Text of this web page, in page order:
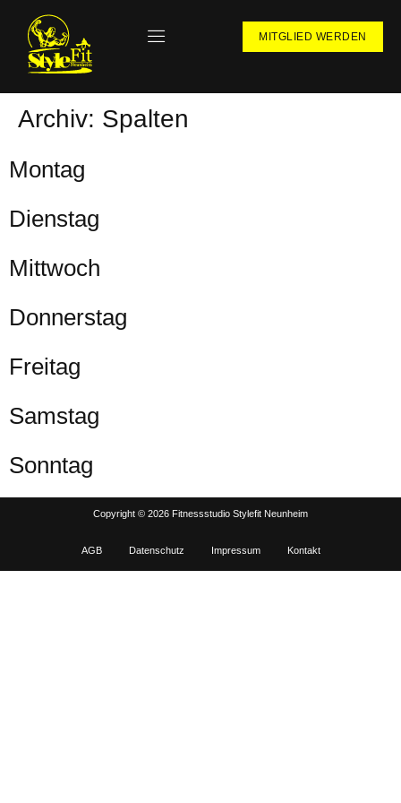
MITGLIED WERDEN
Archiv: Spalten
Montag
Dienstag
Mittwoch
Donnerstag
Freitag
Samstag
Sonntag
Copyright © 2026 Fitnessstudio Stylefit Neunheim
AGB Datenschutz Impressum Kontakt